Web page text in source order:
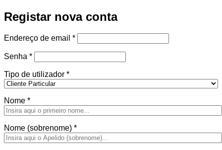
Registar nova conta
Endereço de email *Obrigatório
Senha *Obrigatório
Tipo de utilizador *
Nome *
Nome (sobrenome) *